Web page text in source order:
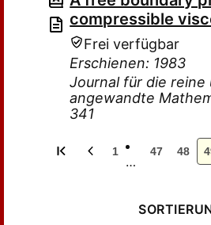
compressible
Frei verfügbar
Erschienen: 1983
Journal für die reine
angewandte
341
1
…
47 48